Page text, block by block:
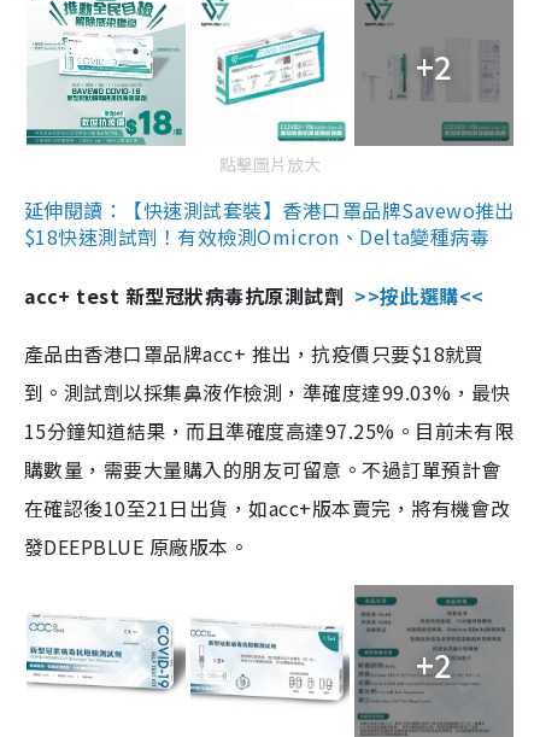
+2
點擊圖片放大
延伸閱讀：【快速測試套裝】香港口罩品牌Savewo推出
$18快速測試劑！有效檢測Omicron、Delta變種病毒
acc+ test 新型冠狀病毒抗原測試劑 >>按此選購<<
產品由香港口罩品牌acc+ 推出，抗疫價只要$18就買
到。測試劑以採集鼻液作檢測，準確度達99.03%，最快
15分鐘知道結果，而且準確度高達97.25%。目前未有限
購數量，需要大量購入的朋友可留意。不過訂單預計會
在確認後10至21日出貨，如acc+版本賣完，將有機會改
發DEEPBLUE 原廠版本。
+2